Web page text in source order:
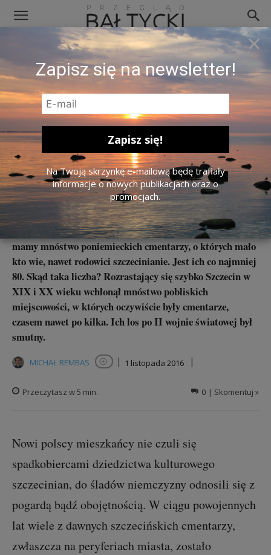
Cmentarz w dzielnicy Stołczyn. Zdj. Michał Rembas.
Nie tylko Cmentarz Centralny.
Szczecińskie nekropolie
Oprócz słynnego Cmentarza Centralnego w Szczecinie
mamy mnóstwo poniemieckich cmentarzy, o których mało
kto wie, nawet rodowici szczecinianie. Jest ich co najmniej
80. Skąd taka liczba? Rozrastający się szybko Szczecin w
XIX i XX wieku wchłonął mnóstwo pobliskich
miejscowości, w których oczywiście były cmentarze,
czasem nawet po kilka. Ich los po II wojnie światowej był
smutny.
MICHAŁ REMBAS Obserwuj autora
| 1 listopada 2016 |
0 | Skomentuj »
Przeczytasz w5 min.
Nowi polscy mieszkańcy nie czuli się
spadkobiercami dziedzictwa kulturowego
szczecinian, do śladów niemczyzny odnosili się z
pogardą bądź obojętnością. W ciągu powojennych
lat wiele z dawnych szczecińskich cmentarzy,
zwłaszcza na peryferiach miasta, zostało
×
Zapisz się na newsletter!
Na Twoją skrzynkę e-mailową będę trafiały
informacje o nowych publikacjach oraz o
promocjach.